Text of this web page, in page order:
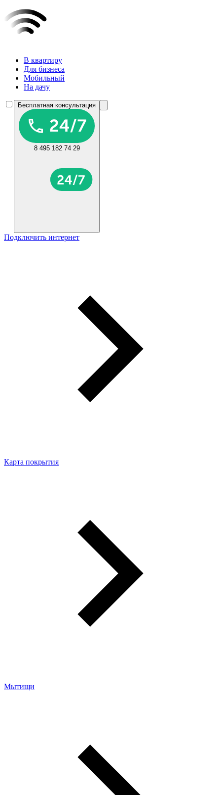
В квартиру
Для бизнеса
Мобильный
На дачу
Бесплатная консультация
8 495 182 74 29
Подключить интернет
Карта покрытия
Мытищи